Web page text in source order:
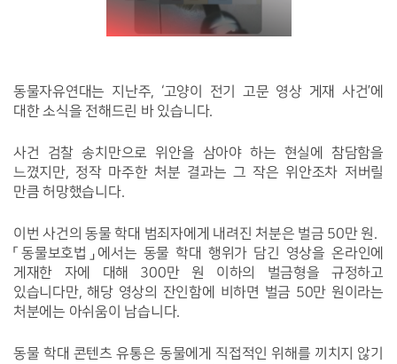
동물자유연대는 지난주, ‘고양이 전기 고문 영상 게재 사건’에
대한 소식을 전해드린 바 있습니다.
사건 검찰 송치만으로 위안을 삼아야 하는 현실에 참담함을
느꼈지만, 정작 마주한 처분 결과는 그 작은 위안조차 저버릴
만큼 허망했습니다.
이번 사건의 동물 학대 범죄자에게 내려진 처분은 벌금 50만 원.
「동물보호법」에서는 동물 학대 행위가 담긴 영상을 온라인에
게재한 자에 대해 300만 원 이하의 벌금형을 규정하고
있습니다만, 해당 영상의 잔인함에 비하면 벌금 50만 원이라는
처분에는 아쉬움이 남습니다.
동물 학대 콘텐츠 유통은 동물에게 직접적인 위해를 끼치지 않기